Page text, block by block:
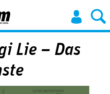
Navigation
Lie – Das